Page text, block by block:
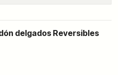
delgados Reversibles